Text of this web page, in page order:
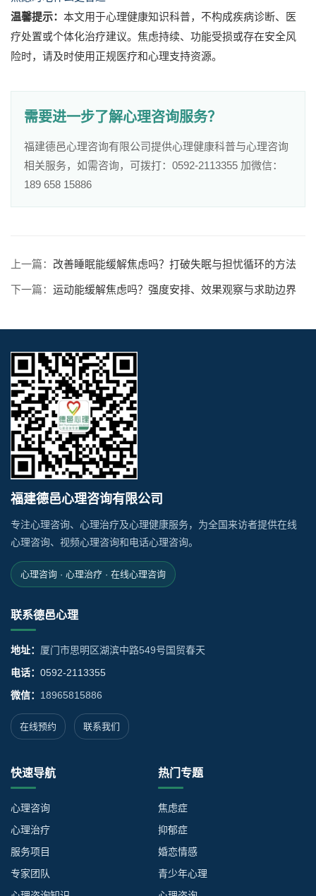
温馨提示： 本文用于心理健康知识科普，不构成疾病诊断、医
疗处置或个体化治疗建议。焦虑持续、功能受损或存在安全风
险时，请及时使用正规医疗和心理支持资源。
需要进一步了解心理咨询服务？
福建德邑心理咨询有限公司提供心理健康科普与心理咨询
相关服务，如需咨询，可拨打：0592-2113355 加微信：
189 658 15886
上一篇： 改善睡眠能缓解焦虑吗？打破失眠与担忧循环的方法
下一篇： 运动能缓解焦虑吗？强度安排、效果观察与求助边界
福建德邑心理咨询有限公司
专注心理咨询、心理治疗及心理健康服务，为全国来访者提供在线
心理咨询、视频心理咨询和电话心理咨询。
心理咨询 · 心理治疗 · 在线心理咨询
联系德邑心理
地址： 厦门市思明区湖滨中路549号国贸春天
电话： 0592-2113355
微信： 18965815886
在线预约 联系我们
快速导航
心理咨询
心理治疗
服务项目
专家团队
热门专题
焦虑症
抑郁症
婚恋情感
青少年心理